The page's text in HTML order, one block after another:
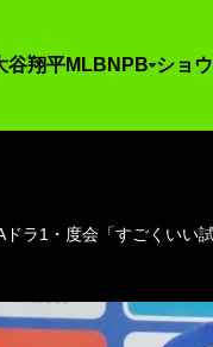
谷翔平MLB NPB ショ
ドラ1・度会「すごくいい